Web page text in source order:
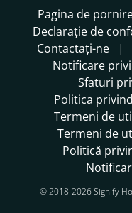
Pagina de
Declarație de
Contactați-ne
Notificare
Sfaturi
Politica
Termeni de
Termeni de
Politică
© 2018-2026 Signify